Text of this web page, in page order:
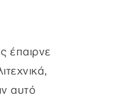
έπαιρνε
αυτό